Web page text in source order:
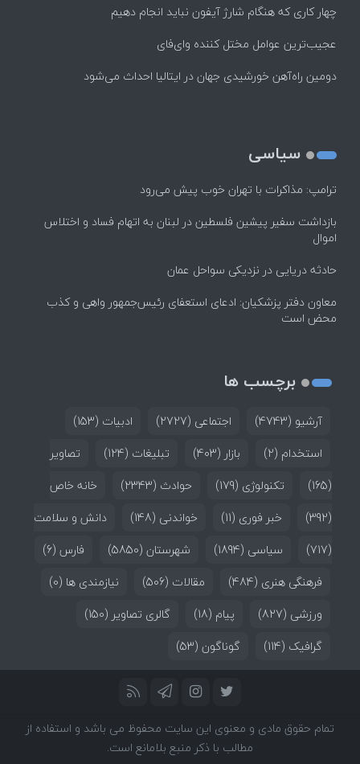
چهار کاری که هنگام شارژ آیفون نباید انجام دهیم
عجیب‌ترین عوامل مختل کننده وای‌فای
دومین راه‌آهن خورشیدی جهان در ایتالیا احداث می‌شود
سیاسی
ترامپ: مذاکرات با تهران خوب پیش می‌رود
بازداشت سفیر پیشین فلسطین در لبنان به اتهام فساد و اختلاس
اموال
حادثه دریایی در نزدیکی سواحل عمان
معاون دفتر پزشکیان: ادعای استعفای رئیس‌جمهور واهی و کذب
محض است
برچسب ها
آرشیو (4743) اجتماعی (2727) ادبیات (153)
استخدام (2) بازار (403) تبلیغات (124)
تصاویر
(165)
تکنولوژی (179) حوادث (2343)
خانه خاص
(392)
خبر فوری (11) خواندنی (148)
دانش و سلامت
(717)
سیاسی (1894) شهرستان (5850) فارس (6)
فرهنگی هنری (484) مقالات (506) نیازمندی ها (0)
ورزشی (827) پیام (18) گالری تصاویر (150)
گرافیک (114) گوناگون (53)
تمام حقوق مادی و معنوی این سایت محفوظ می باشد و استفاده از
مطالب با ذکر منبع بلامانع است.